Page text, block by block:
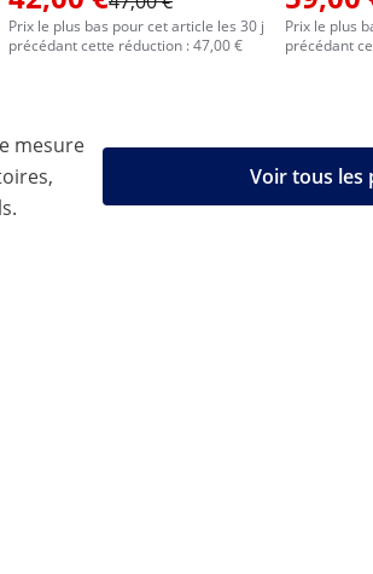
Prix le plus bas pour cet article les 30 j
précédant cette réduction : 47,00 €
Prix le plus
précédant
mesure
Voir tous les